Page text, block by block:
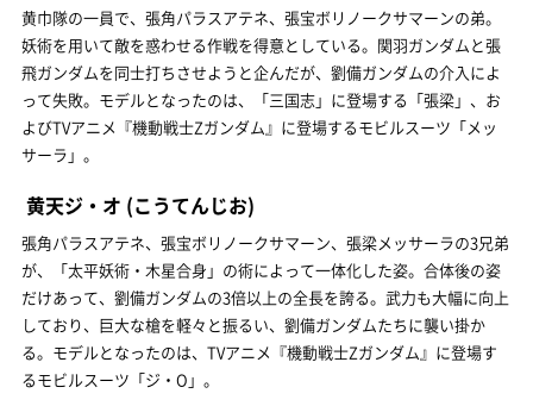
黄巾隊の一員で、張角パラスアテネ、張宝ボリノークサマーンの弟。
妖術を用いて敵を惑わせる作戦を得意としている。関羽ガンダムと張
飛ガンダムを同士打ちさせようと企んだが、劉備ガンダムの介入によ
って失敗。モデルとなったのは、「三国志」に登場する「張梁」、お
よびTVアニメ『機動戦士Ζガンダム』に登場するモビルスーツ「メッ
サーラ」。
黄天ジ・オ (こうてんじお)
張角パラスアテネ、張宝ボリノークサマーン、張梁メッサーラの3兄弟
が、「太平妖術・木星合身」の術によって一体化した姿。合体後の姿
だけあって、劉備ガンダムの3倍以上の全長を誇る。武力も大幅に向上
しており、巨大な槍を軽々と振るい、劉備ガンダムたちに襲い掛か
る。モデルとなったのは、TVアニメ『機動戦士Ζガンダム』に登場す
るモビルスーツ「ジ・O」。